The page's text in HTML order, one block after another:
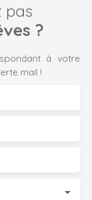
pas
?
à votre
mail !